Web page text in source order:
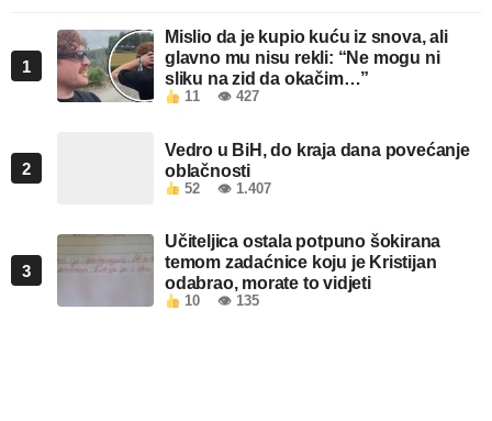
1
Mislio da je kupio kuću iz snova, ali
glavno mu nisu rekli: “Ne mogu ni
sliku na zid da okačim…”
11 👁 427
2
Vedro u BiH, do kraja dana povećanje
oblačnosti
52 👁 1.407
3
Učiteljica ostala potpuno šokirana
temom zadaćnice koju je Kristijan
odabrao, morate to vidjeti
10 👁 135